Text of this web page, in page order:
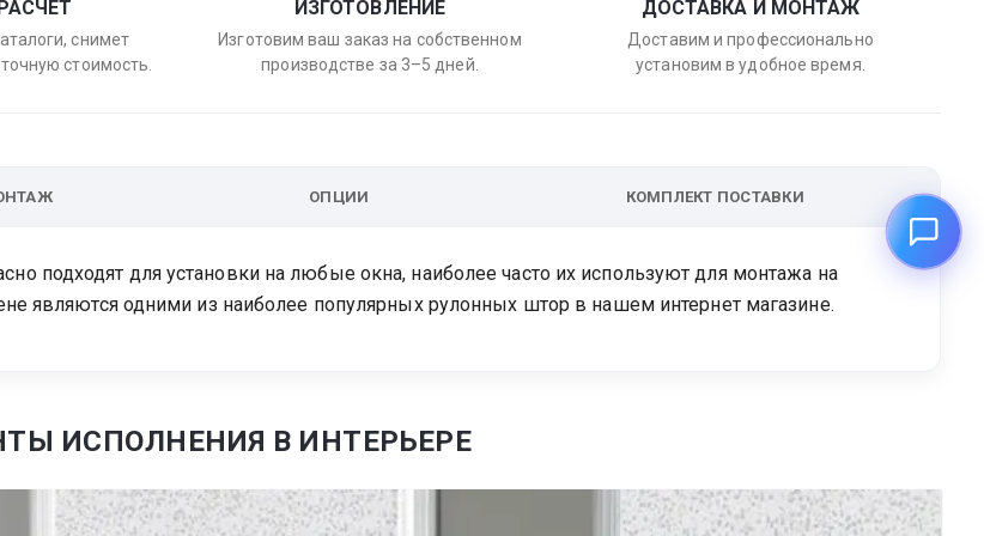
снимет
стоимость.
ИЗГОТОВЛЕНИЕ
Изготовим ваш заказ на собственном
производстве за 3–5 дней.
ДОСТАВКА И МОНТАЖ
Доставим и профессионально
установим в удобное время.
ОПЦИИ КОМПЛЕКТ ПОСТАВКИ
подходят для установки на любые окна, наиболее часто их используют для монтажа на
являются одними из наиболее популярных рулонных штор в нашем интернет магазине.
ИСПОЛНЕНИЯ В ИНТЕРЬЕРЕ